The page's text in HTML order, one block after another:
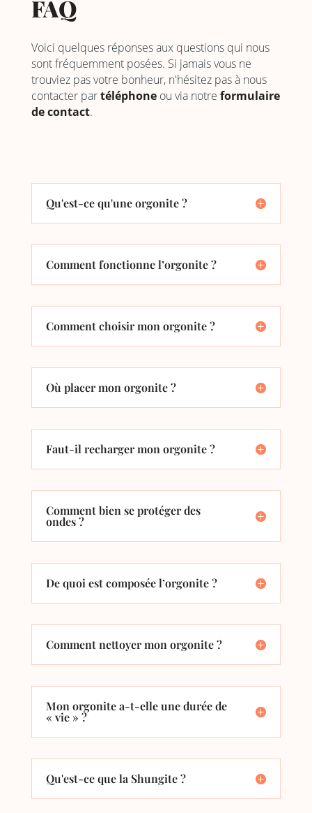
FAQ
Voici quelques réponses aux questions qui nous
sont fréquemment posées. Si jamais vous ne
trouviez pas votre bonheur, n'hésitez pas à nous
contacter partéléphoneou via notre formulaire
de contact.
Qu'est-ce qu'une orgonite ?
Comment fonctionne l’orgonite ?
Comment choisir mon orgonite ?
Où placer mon orgonite ?
Faut-il recharger mon orgonite ?
Comment bien se protéger des
ondes ?
De quoi est composée l’orgonite ?
Comment nettoyer mon orgonite ?
Mon orgonite a-t-elle une durée de
« vie » ?
Qu'est-ce que la Shungite ?